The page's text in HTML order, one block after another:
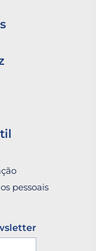
pessoais